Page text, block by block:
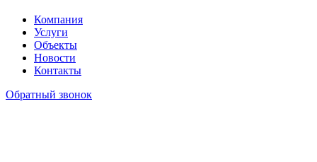
Компания
Услуги
Объекты
Новости
Контакты
Обратный звонок